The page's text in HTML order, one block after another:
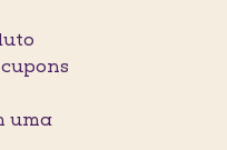
uma